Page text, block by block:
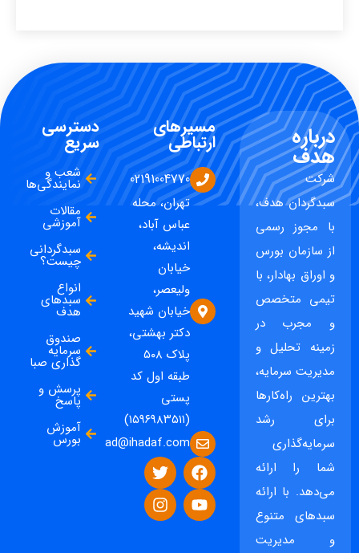
درباره
هدف
شرکت
سبدگردان هدف،
با مجوز رسمی
از سازمان بورس
و اوراق بهادار، با
تیمی متخصص
و مجرب در
زمینه تحلیل و
مدیریت سرمایه،
بهترین راه‌کارها
برای رشد
سرمایه‌گذاری
شما را ارائه
می‌دهد. با ارائه
سبدهای متنوع
و مدیریت
مسیرهای
ارتباطی
02191004770
تهران، محله
عباس آباد،
اندیشه،
خیابان
ولیعصر،
خیابان شهید
دکتر بهشتی،
پلاک ۵۰۸
طبقه اول کد
پستی
(۱۵۹۶۹۸۳۵۱۱)
ad@ihadaf.com
دسترسی
سریع
شعب و
نمایندگی‌ها
مقالات
آموزشی
سبدگردانی
چیست؟
انواع
سبدهای
هدف
صندوق
سرمایه
گذاری صبا
پرسش و
پاسخ
آموزش
بورس